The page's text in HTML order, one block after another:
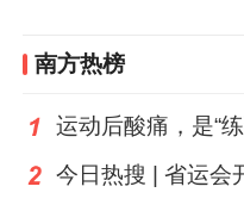
都在“优质主体”的
再比如，在激励效
主体将进入省级
南方热榜
今日热搜 | 省运会